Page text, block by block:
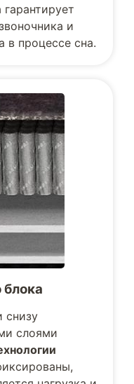
и
в процессе сна.
снизу
слоями